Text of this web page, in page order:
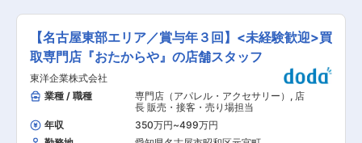
同社の担当が仕入れた中古物件のリノベーション
企画を、設計や施工と共に考え、完成したものを
販売します。その土地の特徴やトレンドを元に考
えるため、マーケティングも学ぶことができるポ
ジションです。興味を持った個人の方に販売する
以外にも、サイトへの掲載、不動産屋への販売依
頼など、個人法人問わず携わります。反響営業や
口コミでの案内がほとんどのため、飛び込み営業
等の開拓営業はありません。チームで約10件の物
件を常時動かします。一つの物件の仕入れから販
【名古屋東部エリア／賞与年３回】<未経験歓迎>買
取専門店『おたからや』の店舗スタッフ
東洋企業株式会社
業種 / 職種
専門店（アパレル・アクセサリー） , 店
長 販売・接客・売り場担当
年収
350万円~499万円